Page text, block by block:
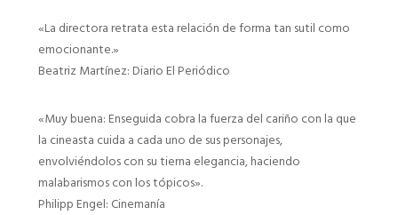
«La directora retrata esta relación de forma tan sutil como
emocionante.»
Beatriz Martínez: Diario El Periódico
«Muy buena: Enseguida cobra la fuerza del cariño con la que
la cineasta cuida a cada uno de sus personajes,
envolviéndolos con su tierna elegancia, haciendo
malabarismos con los tópicos».
Philipp Engel: Cinemanía